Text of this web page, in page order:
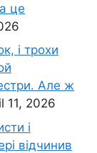
це
і трохи
Але ж
11, 2026
і
відчинив